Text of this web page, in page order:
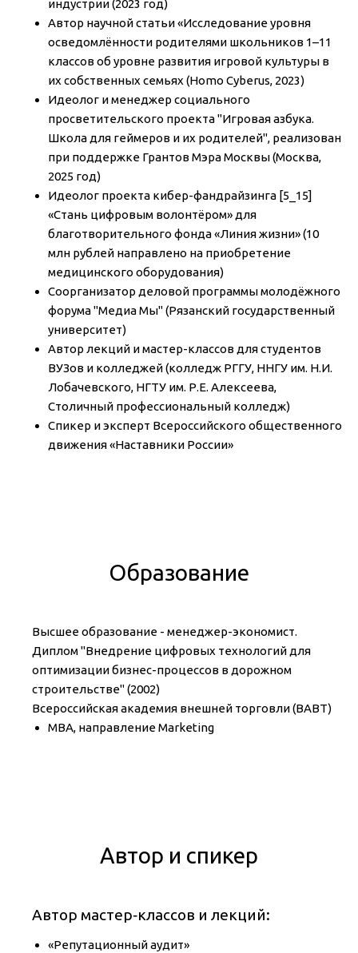
индустрии (2023 год)
Автор научной статьи «Исследование уровня
осведомлённости родителями школьников 1–11
классов об уровне развития игровой культуры в
их собственных семьях (Homo Cyberus, 2023)
Идеолог и менеджер социального
просветительского проекта "Игровая азбука.
Школа для геймеров и их родителей", реализован
при поддержке Грантов Мэра Москвы (Москва,
2025 год)
Идеолог проекта кибер-фандрайзинга [5_15]
«Стань цифровым волонтёром» для
благотворительного фонда «Линия жизни» (10
млн рублей направлено на приобретение
медицинского оборудования)
Соорганизатор деловой программы молодёжного
форума "Медиа Мы" (Рязанский государственный
университет)
Автор лекций и мастер-классов для студентов
ВУЗов и колледжей (колледж РГГУ, ННГУ им. Н.И.
Лобачевского, НГТУ им. Р.Е. Алексеева,
Столичный профессиональный колледж)
Спикер и эксперт Всероссийского общественного
движения «Наставники России»
Образование
Высшее образование - менеджер-экономист.
Диплом "Внедрение цифровых технологий для
оптимизации бизнес-процессов в дорожном
строительстве" (2002)
Всероссийская академия внешней торговли (ВАВТ)
MBA, направление Marketing
Автор и спикер
Автор мастер‑классов и лекций:
«Репутационный аудит»